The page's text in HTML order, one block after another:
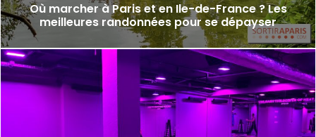
Où marcher à Paris et en Ile-de-France ? Les
meilleures randonnées pour se dépayser